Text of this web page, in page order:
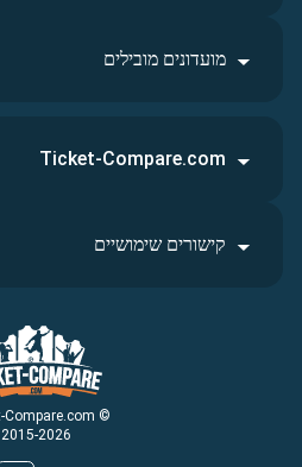
מועדונים מובילים
© Ticket-Compare.com
2015-2026
Ticket-Compare.com
קישורים שימושיים